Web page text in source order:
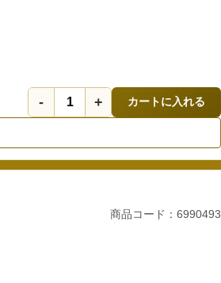
- + カートに入れる
商品コード：6990493